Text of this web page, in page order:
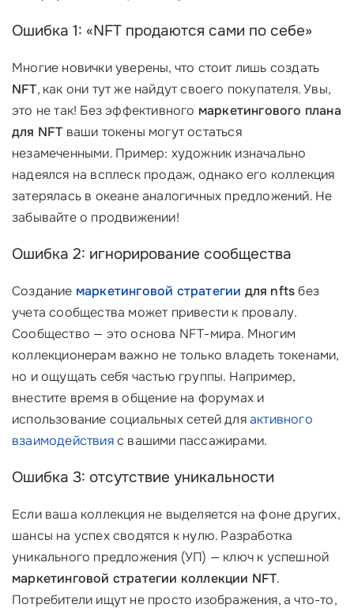
Ошибка 1: «NFT продаются сами по себе»
Многие новички уверены, что стоит лишь создать
NFT, как они тут же найдут своего покупателя. Увы,
это не так! Без эффективного маркетингового плана
для NFT ваши токены могут остаться
незамеченными. Пример: художник изначально
надеялся на всплеск продаж, однако его коллекция
затерялась в океане аналогичных предложений. Не
забывайте о продвижении!
Ошибка 2: игнорирование сообщества
Создание маркетинговой стратегии для nftsбез
учета сообщества может привести к провалу.
Сообщество — это основа NFT-мира. Многим
коллекционерам важно не только владеть токенами,
но и ощущать себя частью группы. Например,
внестите время в общение на форумах и
использование социальных сетей дляактивного
взаимодействияс вашими пассажирами.
Ошибка 3: отсутствие уникальности
Если ваша коллекция не выделяется на фоне других,
шансы на успех сводятся к нулю. Разработка
уникального предложения (УП) — ключ к успешной
маркетинговой стратегии коллекции NFT.
Потребители ищут не просто изображения, а что-то,